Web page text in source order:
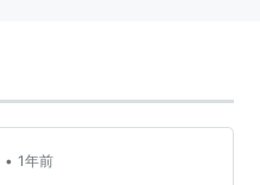
• 1年前